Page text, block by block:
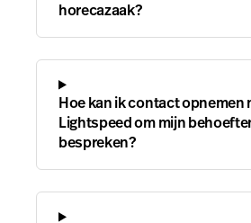
horecazaak?
Hoe kan ik contact opnemen
Lightspeed om mijn
bespreken?